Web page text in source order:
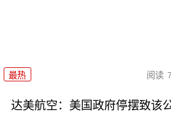
最热 阅读
达美航空：美国政府停摆致该